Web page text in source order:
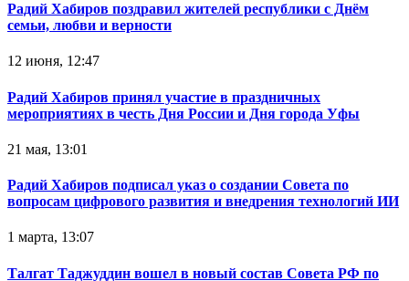
Радий Хабиров поздравил жителей республики с Днём
семьи, любви и верности
12 июня, 12:47
Радий Хабиров принял участие в праздничных
мероприятиях в честь Дня России и Дня города Уфы
21 мая, 13:01
Радий Хабиров подписал указ о создании Совета по
вопросам цифрового развития и внедрения технологий ИИ
1 марта, 13:07
Талгат Таджуддин вошел в новый состав Совета РФ по